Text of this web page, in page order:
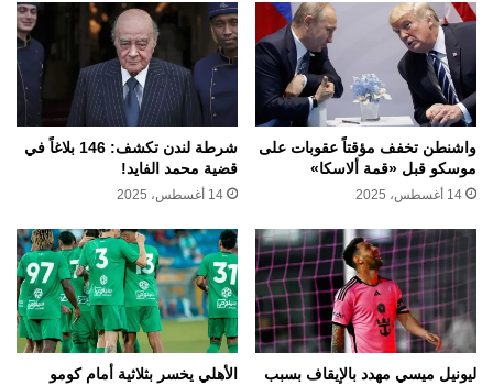
واشنطن تخفف مؤقتاً عقوبات على
موسكو قبل «قمة ألاسكا»
14 أغسطس، 2025
شرطة لندن تكشف: 146 بلاغاً في
قضية محمد الفايد!
14 أغسطس، 2025
ليونيل ميسي مهدد بالإيقاف بسبب
الأهلي يخسر بثلاثية أمام كومو